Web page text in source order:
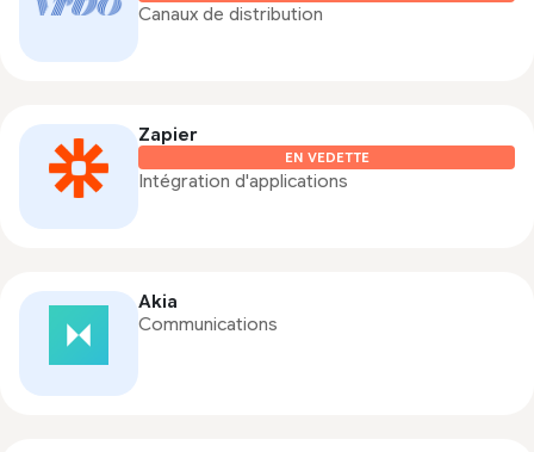
Canaux de distribution
Zapier
EN VEDETTE
Intégration d'applications
Akia
Communications